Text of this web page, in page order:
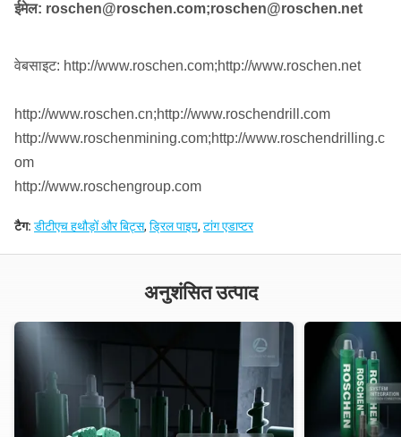
ईमेल: roschen@roschen.com;roschen@roschen.net
वेबसाइट: http://www.roschen.com;http://www.roschen.net
http://www.roschen.cn;http://www.roschendrill.com
http://www.roschenmining.com;http://www.roschendrilling.c
om
http://www.roschengroup.com
टैग: डीटीएच हथौड़ों और बिट्स, ड्रिल पाइप, टांग एडाप्टर
अनुशंसित उत्पाद